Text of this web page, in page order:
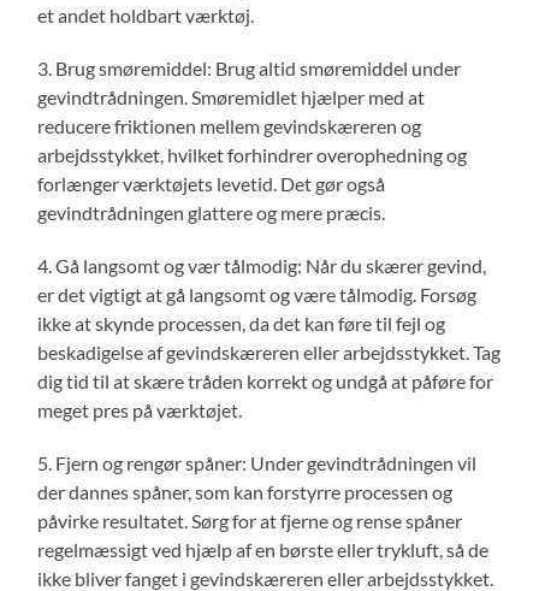
et andet holdbart værktøj.
3. Brug smøremiddel: Brug altid smøremiddel under
gevindtrådningen. Smøremidlet hjælper med at
reducere friktionen mellem gevindskæreren og
arbejdsstykket, hvilket forhindrer overophedning og
forlænger værktøjets levetid. Det gør også
gevindtrådningen glattere og mere præcis.
4. Gå langsomt og vær tålmodig: Når du skærer gevind,
er det vigtigt at gå langsomt og være tålmodig. Forsøg
ikke at skynde processen, da det kan føre til fejl og
beskadigelse af gevindskæreren eller arbejdsstykket. Tag
dig tid til at skære tråden korrekt og undgå at påføre for
meget pres på værktøjet.
5. Fjern og rengør spåner: Under gevindtrådningen vil
der dannes spåner, som kan forstyrre processen og
påvirke resultatet. Sørg for at fjerne og rense spåner
regelmæssigt ved hjælp af en børste eller trykluft, så de
ikke bliver fanget i gevindskæreren eller arbejdsstykket.